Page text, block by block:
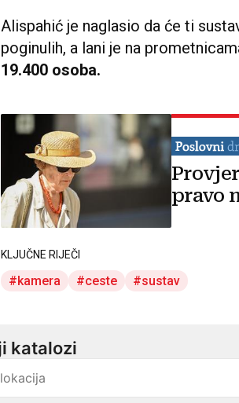
Alispahić je naglasio da će ti
poginulih, a lani je na
19.400 osoba.
pravo
KLJUČNE RIJEČI
kamera ceste sustav